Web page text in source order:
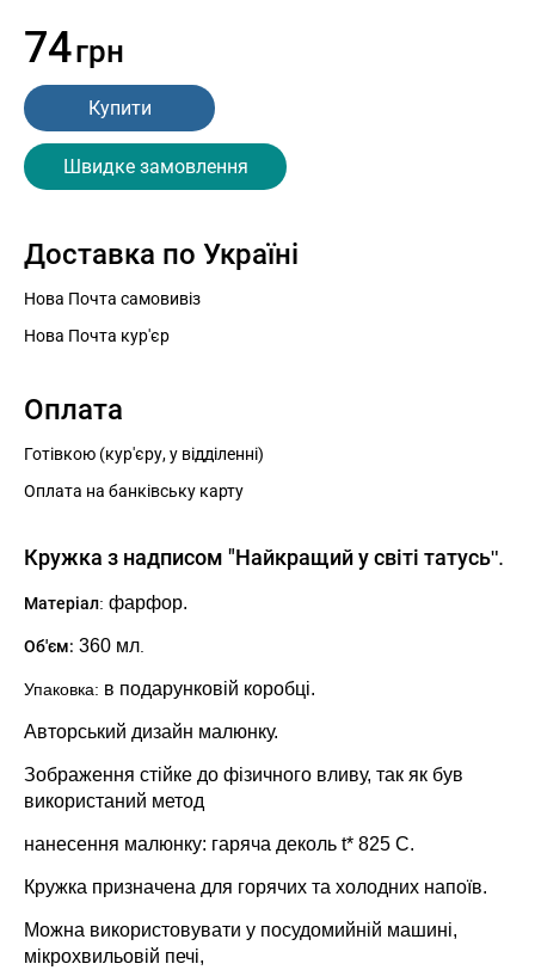
74грн
Купити
Швидке замовлення
Доставка по Україні
Нова Почта самовивіз
Нова Почта кур'єр
Оплата
Готівкою (кур'єру, у відділенні)
Оплата на банківську карту
Кружка з надписом "Найкращий у світі татусь".
Матеріал: фарфор.
Об'єм: 360 мл
Упаковка: в подарунковій коробці.
Авторський дизайн малюнку.
Зображення стійке до фізичного вливу, так як був
використаний метод
нанесення малюнку: гаряча деколь t* 825 C.
Кружка призначена для горячих та холодних напоїв.
Можна використовувати у посудомийній машині,
мікрохвильовій печі,